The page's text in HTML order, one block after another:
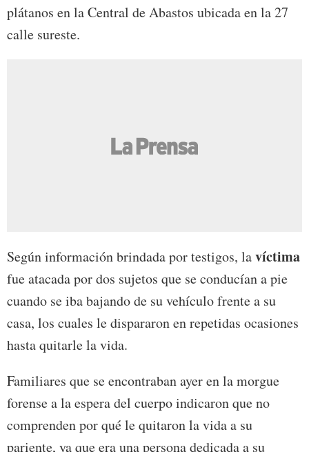
plátanos en la Central de Abastos ubicada en la 27
calle sureste.
Según información brindada por testigos, lavíctima
fue atacada por dos sujetos que se conducían a pie
cuando se iba bajando de su vehículo frente a su
casa, los cuales le dispararon en repetidas ocasiones
hasta quitarle la vida.
Familiares que se encontraban ayer en la morgue
forense a la espera del cuerpo indicaron que no
comprenden por qué le quitaron la vida a su
pariente, ya que era una persona dedicada a su